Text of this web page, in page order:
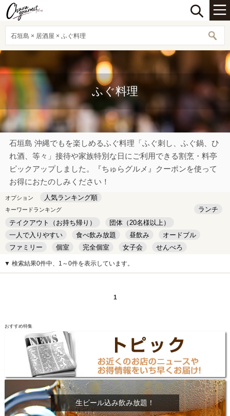
石垣島 × 居酒屋 × ふぐ料理
ふぐ料理
石垣島 沖縄でもを楽しめるふぐ料理「ふぐ刺し、ふぐ鍋、ひ
れ酒、等々」接待や家族特別な日にご利用できる割烹・料亭
ピックアップしました。『ちゅらグルメ』クーポンを使って
お得におたのしみください！
オプション 人気ランキング順
キーワードランキング
ランチ
テイクアウト（お持ち帰り）
団体（20名様以上）
一人で入りやすい
食べ飲み放題 昼飲み
オードブル
ファミリー
個室 完全個室 女子会
せんべろ
キッズルーム
安い デート
▼ 検索結果0件中、1～0件を表示しています。
1
おすすめ特集
生ビール込み飲み放題！